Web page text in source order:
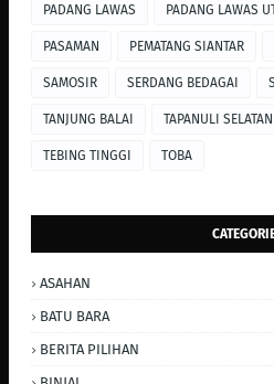
PADANG LAWAS PADANG LAWAS
PASAMAN PEMATANG SIANTAR
SAMOSIR SERDANG BEDAGAI
TANJUNG BALAI TAPANULI SELATAN
TEBING TINGGI TOBA
ASAHAN
BATU BARA
BERITA PILIHAN